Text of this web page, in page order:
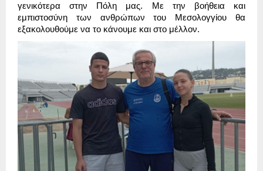
γενικότερα στην Πόλη μας. Με την βοήθεια και
εμπιστοσύνη των ανθρώπων του Μεσολογγίου θα
εξακολουθούμε να το κάνουμε και στο μέλλον.